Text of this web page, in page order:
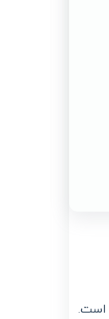
است.